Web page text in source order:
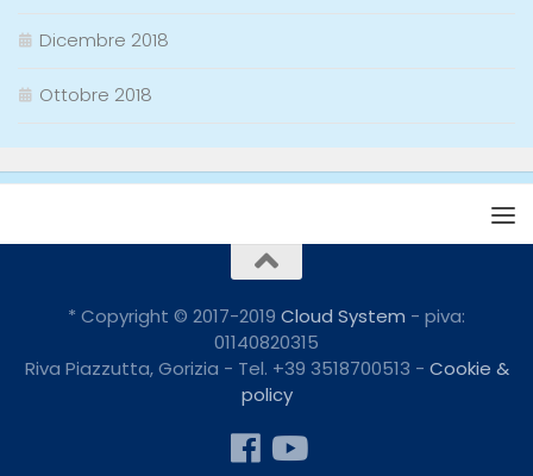
Dicembre 2018
Ottobre 2018
* Copyright © 2017-2019 Cloud System - piva:
01140820315
Riva Piazzutta, Gorizia - Tel. +39 3518700513 - Cookie &
policy